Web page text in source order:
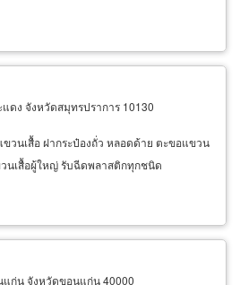
แดง จังหวัดสมุทรปราการ 10130
วนเสื้อ ฝากระป๋องถั่ว หลอดด้าย ตะขอแขวน
วนเสื้อผู้ใหญ่ รับฉีดพลาสติกทุกชนิด
แก่น จังหวัดขอนแก่น 40000